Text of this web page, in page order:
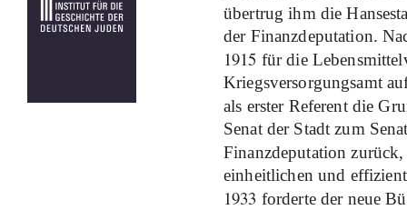
übertrug ihm die
der Finanzdeputation.
1915 für die
Kriegsversorgungsamt
als erster Referent die
Senat der Stadt zum
Finanzdeputation
einheitlichen und
1933 forderte der neue